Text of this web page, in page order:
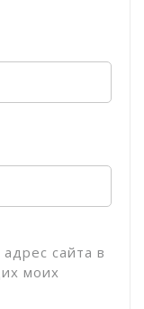
сайта в
моих